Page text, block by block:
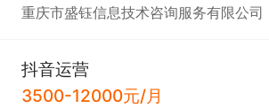
3. 营业后：清场→深度清洁→设备
重庆市盛钰信息技术咨询服务有限公司
抖音运营
3500-12000元/月